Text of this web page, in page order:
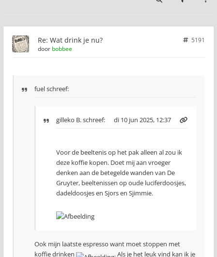
Re: Wat drink je nu?
5191
door bobbee
fuel schreef:
gilleko B.schreef: di 10 jun 2025, 12:37
Voor de beeltenis op het pak alleen al zou ik
deze koffie kopen. Doet mij aan vroeger
denken aan de betegelde wanden van De
Gruyter, beeltenissen op oude luciferdoosjes,
dadeldoosjes en Sjors en Sjimmie.
Ook mijn laatste espresso want moet stoppen met
koffie drinken
. Als je het leuk vind kan ik je